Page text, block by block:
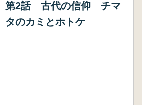
第2話 古代の信仰 チマ
タのカミとホトケ